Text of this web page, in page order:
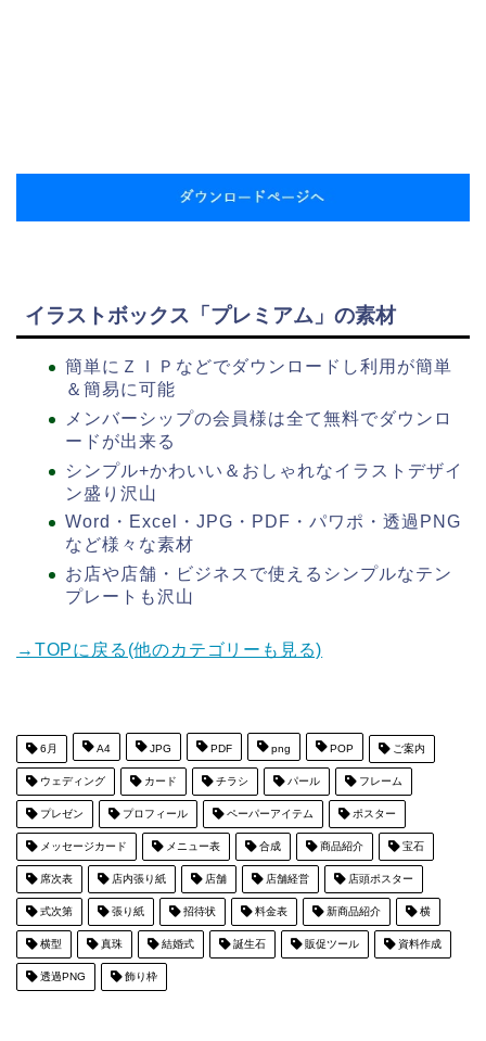
イラストボックス「プレミアム」の素材
簡単にＺＩＰなどでダウンロードし利用が簡単
＆簡易に可能
メンバーシップの会員様は全て無料でダウンロ
ードが出来る
シンプル+かわいい＆おしゃれなイラストデザイ
ン盛り沢山
Word・Excel・JPG・PDF・パワポ・透過PNG
など様々な素材
お店や店舗・ビジネスで使えるシンプルなテン
プレートも沢山
→TOPに戻る(他のカテゴリーも見る)
6月 A4 JPG PDF png POP ご案内
ウェディング カード チラシ パール フレーム
プレゼン プロフィール ペーパーアイテム ポスター
メッセージカード メニュー表 合成 商品紹介 宝石
席次表 店内張り紙 店舗 店舗経営 店頭ポスター
式次第 張り紙 招待状 料金表 新商品紹介 横
横型 真珠 結婚式 誕生石 販促ツール 資料作成
透過PNG 飾り枠